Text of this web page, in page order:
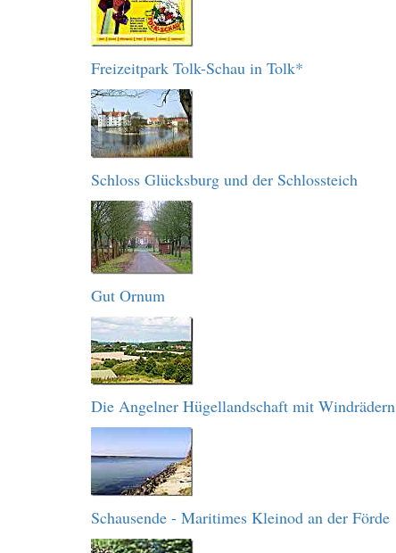
Freizeitpark Tolk-Schau in Tolk*
Schloss Glücksburg und der Schlossteich
Gut Ornum
Die Angelner Hügellandschaft mit Windrädern
Schausende - Maritimes Kleinod an der Förde